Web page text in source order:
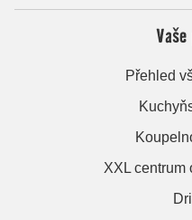
Přehled
XXL centrum